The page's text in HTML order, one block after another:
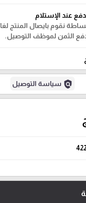
عند الإستلام
نقوم بايصال المنتج
الثمن لموظف التوصيل.
policy سياسة التوصيل